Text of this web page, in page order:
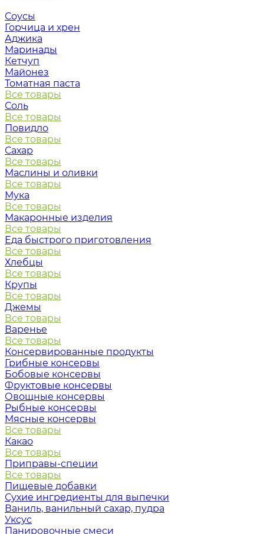
Соусы
Горчица и хрен
Аджика
Маринады
Кетчуп
Майонез
Томатная паста
Все товары
Соль
Все товары
Повидло
Все товары
Сахар
Все товары
Маслины и оливки
Все товары
Мука
Все товары
Макаронные изделия
Все товары
Еда быстрого приготовления
Все товары
Хлебцы
Все товары
Крупы
Все товары
Джемы
Все товары
Варенье
Все товары
Консервированные продукты
Грибные консервы
Бобовые консервы
Фруктовые консервы
Овощные консервы
Рыбные консервы
Мясные консервы
Все товары
Какао
Все товары
Приправы-специи
Все товары
Пищевые добавки
Сухие ингредиенты для выпечки
Ваниль, ванильный сахар, пудра
Уксус
Панировочные смеси